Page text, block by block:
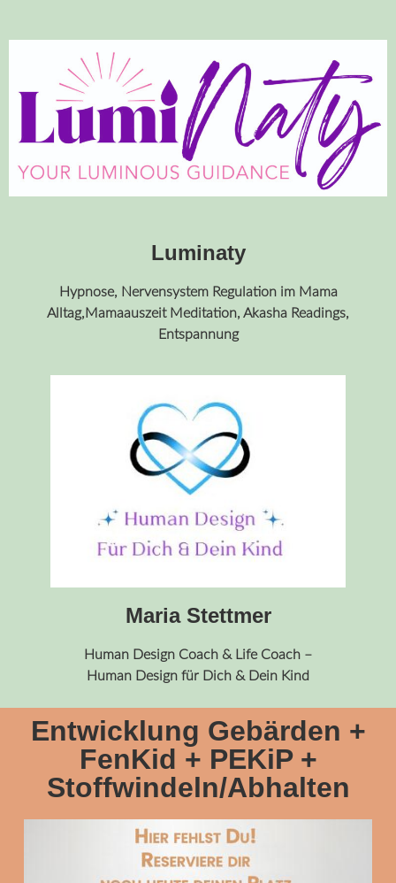
Luminaty
Hypnose, Nervensystem Regulation im Mama
Alltag,Mamaauszeit Meditation, Akasha Readings,
Entspannung
Maria Stettmer
Human Design Coach & Life Coach –
Human Design für Dich & Dein Kind
Entwicklung Gebärden +
FenKid + PEKiP +
Stoffwindeln/Abhalten